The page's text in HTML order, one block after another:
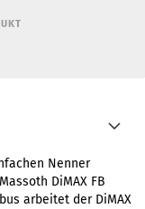
Nenner
DiMAX FB
arbeitet der DiMAX